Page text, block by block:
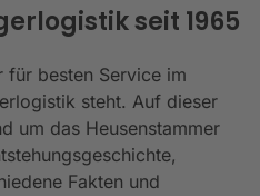
seit 1965
für besten Service im
steht. Auf dieser
um das Heusenstammer
Fakten und